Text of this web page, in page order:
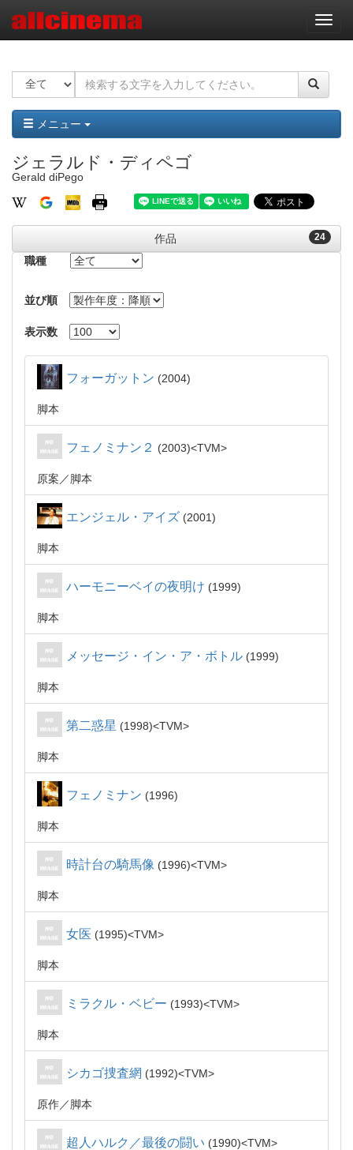
ナ
ビ
ー
ョ
ン
メニュー
ジェラルド・ディペゴ
Gerald diPego
24
作品
職種
並び順
表示数
フォーガットン 2004
脚本
フェノミナン２ 2003 TVM
原案 脚本
エンジェル・アイズ 2001
脚本
ハーモニーベイの夜明け 1999
脚本
メッセージ・イン・ア・ボトル 1999
脚本
第二惑星 1998 TVM
脚本
フェノミナン 1996
脚本
時計台の騎馬像 1996 TVM
脚本
女医 1995 TVM
脚本
ミラクル・ベビー 1993 TVM
脚本
シカゴ捜査網 1992 TVM
原作 脚本
超人ハルク／最後の闘い 1990 TVM